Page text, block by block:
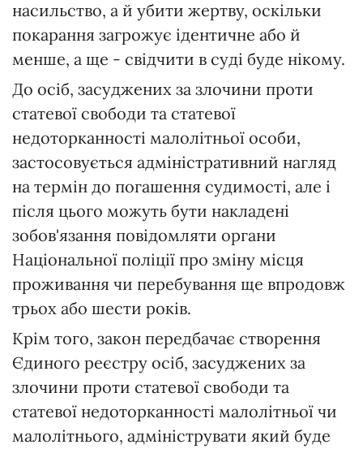
насильство, а й убити жертву, оскільки
покарання загрожує ідентичне або й
менше, а ще - свідчити в суді буде нікому.
До осіб, засуджених за злочини проти
статевої свободи та статевої
недоторканності малолітньої особи,
застосовується адміністративний нагляд
на термін до погашення судимості, але і
після цього можуть бути накладені
зобов'язання повідомляти органи
Національної поліції про зміну місця
проживання чи перебування ще впродовж
трьох або шести років.
Крім того, закон передбачає створення
Єдиного реєстру осіб, засуджених за
злочини проти статевої свободи та
статевої недоторканності малолітньої чи
малолітнього, адмініструвати який буде